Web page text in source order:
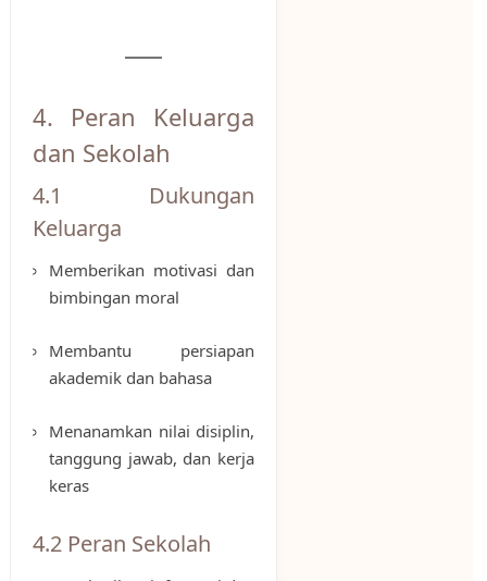
4. Peran Keluarga
dan Sekolah
4.1 Dukungan
Keluarga
Memberikan motivasi dan
bimbingan moral
Membantu persiapan
akademik dan bahasa
Menanamkan nilai disiplin,
tanggung jawab, dan kerja
keras
4.2 Peran Sekolah